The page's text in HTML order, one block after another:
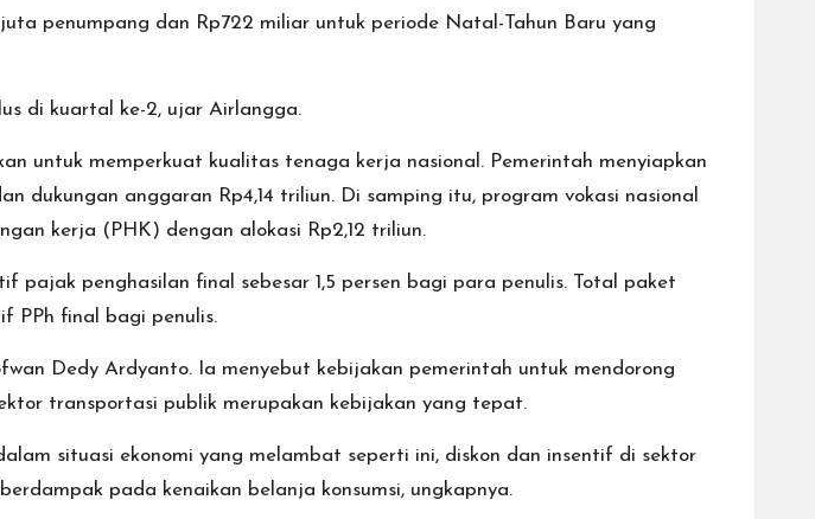
penumpang dan Rp722 miliar untuk periode Natal-Tahun Baru yang
di kuartal ke-2, ujar Airlangga.
untuk memperkuat kualitas tenaga kerja nasional. Pemerintah menyiapkan
anggaran Rp4,14 triliun. Di samping itu, program vokasi nasional
kerja (PHK) dengan alokasi Rp2,12 triliun.
penghasilan final sebesar 1,5 persen bagi para penulis. Total paket
PPh final bagi penulis.
Dedy Ardyanto. Ia menyebut kebijakan pemerintah untuk mendorong
transportasi publik merupakan kebijakan yang tepat.
situasi ekonomi yang melambat seperti ini, diskon dan insentif di sektor
pada kenaikan belanja konsumsi, ungkapnya.